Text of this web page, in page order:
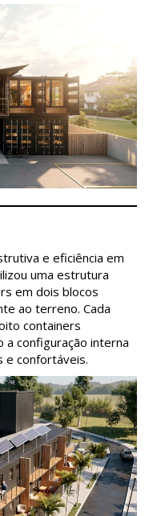
e eficiência em
uma estrutura
em dois blocos
ao terreno. Cada
containers
a configuração interna
e confortáveis.